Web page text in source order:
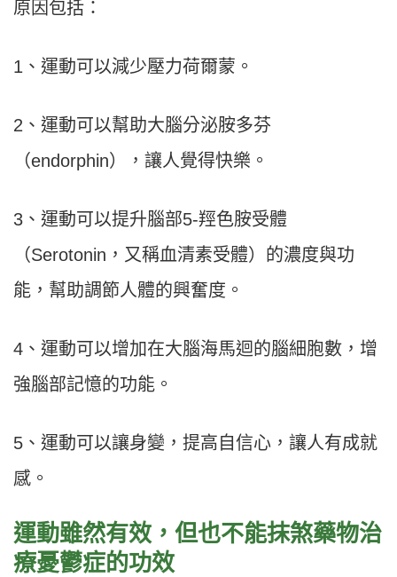
原因包括：
1、運動可以減少壓力荷爾蒙。
2、運動可以幫助大腦分泌胺多芬
（endorphin），讓人覺得快樂。
3、運動可以提升腦部5-羥色胺受體
（Serotonin，又稱血清素受體）的濃度與功
能，幫助調節人體的興奮度。
4、運動可以增加在大腦海馬迴的腦細胞數，增
強腦部記憶的功能。
5、運動可以讓身變，提高自信心，讓人有成就
感。
運動雖然有效，但也不能抹煞藥物治
療憂鬱症的功效